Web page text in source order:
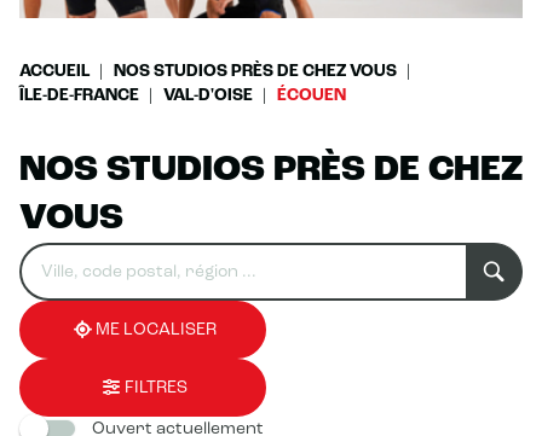
ACCUEIL
NOS STUDIOS PRÈS DE CHEZ VOUS
ÎLE-DE-FRANCE
VAL-D'OISE ÉCOUEN
NOS STUDIOS PRÈS DE CHEZ
VOUS
Rechercher
un
établissement
Veuillez
renseigner
une
adresse
0
résultat(s)
trouvé(s)
ME LOCALISER
FILTRES
Ouvert actuellement